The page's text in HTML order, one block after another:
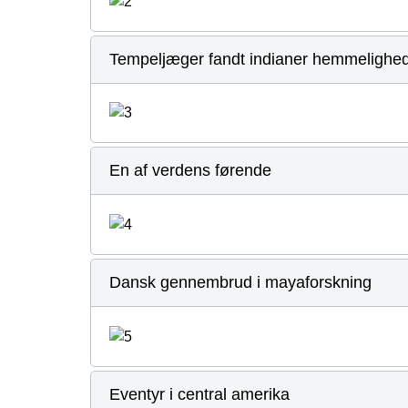
Tempeljæger fandt indianer
En af verdens førende
Dansk gennembrud i mayaforskning
Eventyr i central amerika